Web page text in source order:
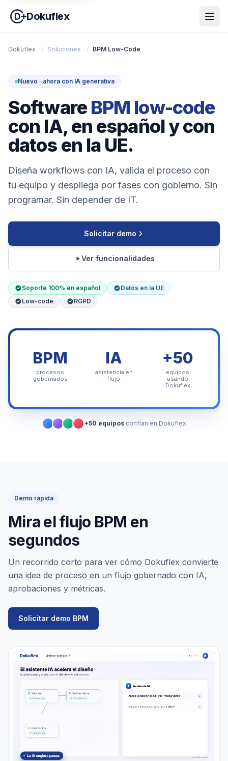
Dokuflex
Dokuflex / Soluciones / BPM Low-Code
Nuevo · ahora con IA generativa
SoftwareBPM low-code
con IA, en español y con
datos en la UE.
Diseña workflows con IA, valida el proceso con
tu equipo y despliega por fases con gobierno. Sin
programar. Sin depender de IT.
Solicitar demo
Ver funcionalidades
Soporte 100% en español
Datos en la UE
Low-code
RGPD
BPM
procesos
gobernados
IA
asistencia en
flujo
+50
equipos
usando
Dokuflex
+50 equipos confían en Dokuflex
Demo rápida
Mira el flujo BPM en
segundos
Un recorrido corto para ver cómo Dokuflex convierte
una idea de proceso en un flujo gobernado con IA,
aprobaciones y métricas.
Solicitar demo BPM